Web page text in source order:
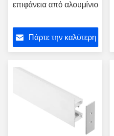
επιφάνεια από αλουμίνιο
Πάρτε την καλύτερη